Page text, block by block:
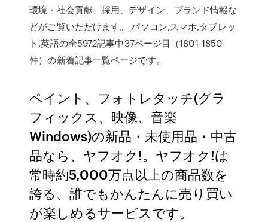
環境・社会貢献、採用、デザイン、ブランド情報な
どがご覧いただけます。 パソコン,スマホ,タブレッ
ト,英語の全5972記事中37ページ目（1801-1850
件）の新着記事一覧ページです。
ペイント、フォトレタッチ(グラ
フィックス、映像、音楽
Windows)の新品・未使用品・中古
品なら、ヤフオク!。ヤフオク!は
常時約5,000万点以上の商品数を
誇る、誰でもかんたんに売り買い
が楽しめるサービスです。